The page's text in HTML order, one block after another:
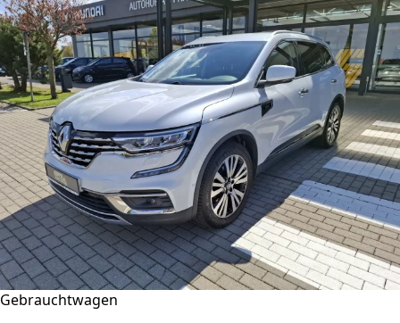
Gebrauchtwagen